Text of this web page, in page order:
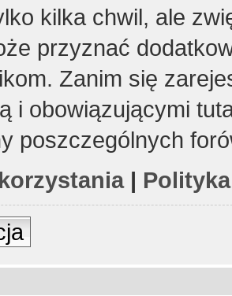
kilka chwil, ale
przyznać
Zanim się
i obowiązującymi
poszczególnych
|